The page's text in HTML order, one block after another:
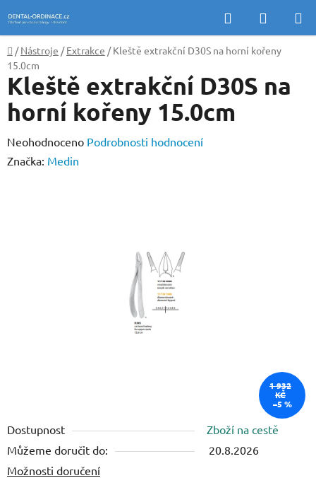
na
obsah
Hledat
KOŠÍK
Domů
/ Nástroje / Extrakce / Kleště extrakční D30S na horní kořeny
15.0cm
Dostupnost
Zboží na cestě
Můžeme doručit do:
20.8.2026
Možnosti doručení
Kleště extrakční D30S na
horní kořeny 15.0cm
Průměrné
hodnocení
Neohodnoceno Podrobnosti hodnocení
Značka: Medin
1 932
KČ
–5 %